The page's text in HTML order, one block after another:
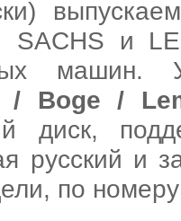
SACHS и
машин.
/ Boge /
диск,
русский и
по